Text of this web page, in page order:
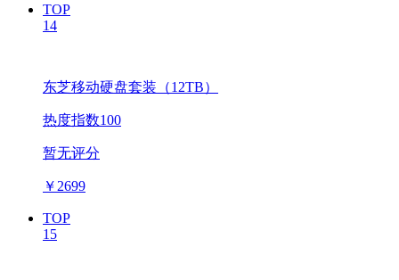
TOP
14
东芝移动硬盘套装（12TB）
热度指数100
暂无评分
￥ 2699
TOP
15